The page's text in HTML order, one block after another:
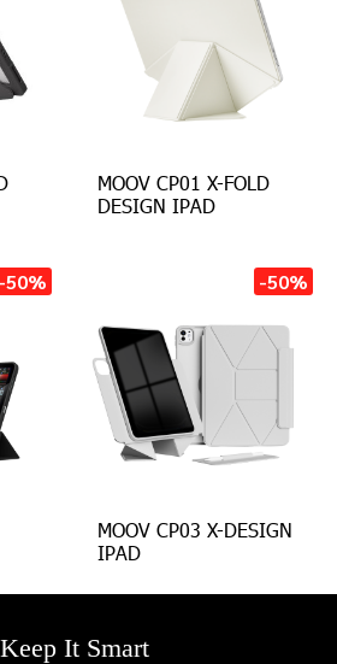
MOOV CP01 X-FOLD
DESIGN IPAD
-50% -50%
MOOV CP03 X-DESIGN
IPAD
It Smart